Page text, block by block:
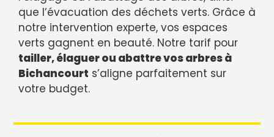
que l’évacuation des déchets verts. Grâce à
notre intervention experte, vos espaces
verts gagnent en beauté. Notre tarif pour
tailler, élaguer ou abattre vos arbres à
Bichancourt s’aligne parfaitement sur
votre budget.